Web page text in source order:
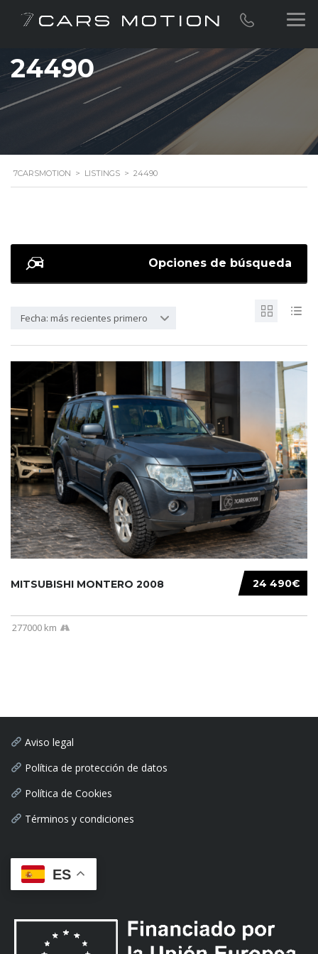
24490
7CARSMOTION > LISTINGS > 24490
Opciones de búsqueda
Fecha: más recientes primero
24 490€
MITSUBISHI MONTERO 2008
277000 km
Aviso legal
Política de protección de datos
Política de Cookies
Términos y condiciones
ES